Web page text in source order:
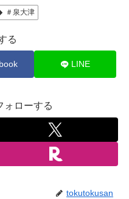
＃泉大津
る
LINE
ォローする
tokutokusan